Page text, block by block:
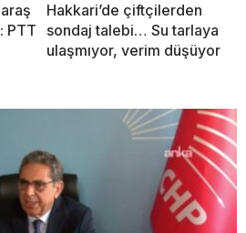
PTT
Hakkari’de çiftçilerden
sondaj talebi… Su tarlaya
ulaşmıyor, verim düşüyor